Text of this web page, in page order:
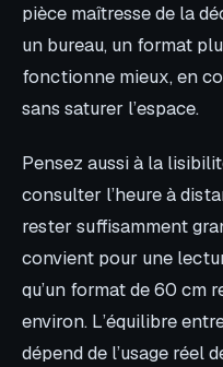
pièce maîtresse de la
un bureau, un format
fonctionne mieux, en
sans saturer l’espace.
Pensez aussi à la
consulter l’heure à
rester suffisamment
convient pour une
qu’un format de 60 cm
environ. L’équilibre
dépend de l’usage réel